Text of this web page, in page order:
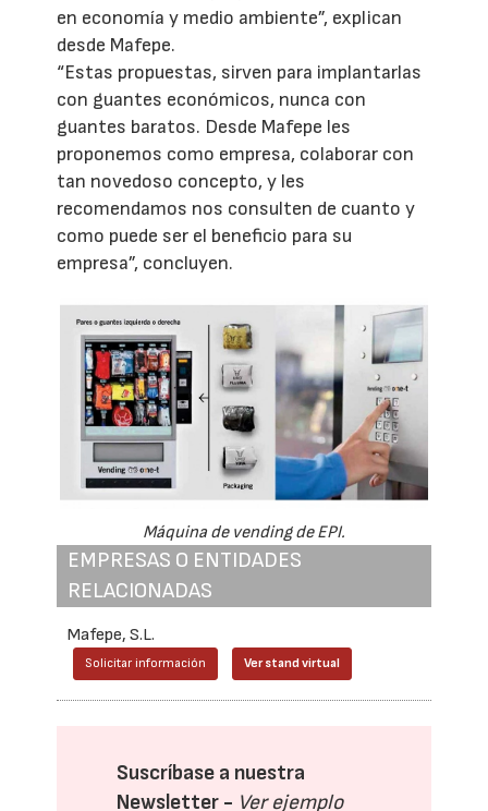
en economía y medio ambiente”, explican
desde Mafepe.
“Estas propuestas, sirven para implantarlas
con guantes económicos, nunca con
guantes baratos. Desde Mafepe les
proponemos como empresa, colaborar con
tan novedoso concepto, y les
recomendamos nos consulten de cuanto y
como puede ser el beneficio para su
empresa”, concluyen.
Máquina de vending de EPI.
EMPRESAS O ENTIDADES
RELACIONADAS
Mafepe, S.L.
Solicitar información Ver stand virtual
Suscríbase a nuestra
Newsletter - Ver ejemplo